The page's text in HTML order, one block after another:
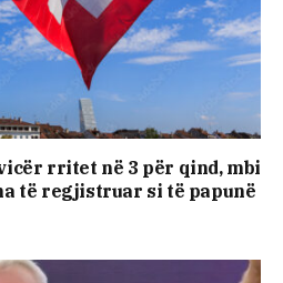
rritet në 3 për qind, mbi
të regjistruar si të papunë